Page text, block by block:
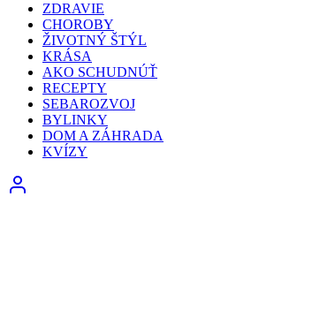
ZDRAVIE
CHOROBY
ŽIVOTNÝ ŠTÝL
KRÁSA
AKO SCHUDNÚŤ
RECEPTY
SEBAROZVOJ
BYLINKY
DOM A ZÁHRADA
KVÍZY